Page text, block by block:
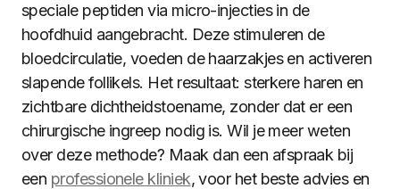
speciale peptiden via micro-injecties in de
hoofdhuid aangebracht. Deze stimuleren de
bloedcirculatie, voeden de haarzakjes en activeren
slapende follikels. Het resultaat: sterkere haren en
zichtbare dichtheidstoename, zonder dat er een
chirurgische ingreep nodig is. Wil je meer weten
over deze methode? Maak dan een afspraak bij
een professionele kliniek, voor het beste advies en